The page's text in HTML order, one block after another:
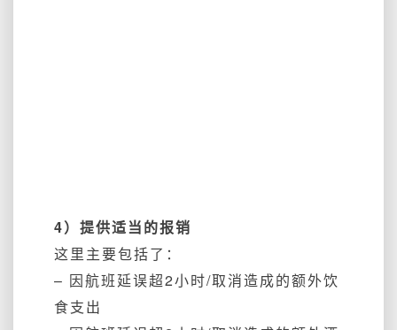
4）提供适当的报销
这里主要包括了：
– 因航班延误超2小时/取消造成的额外饮
食支出